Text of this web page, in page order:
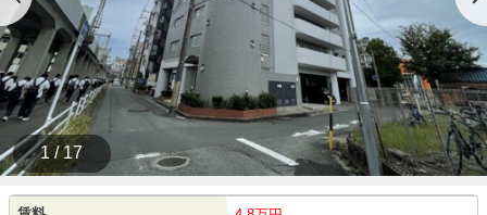
1 / 17